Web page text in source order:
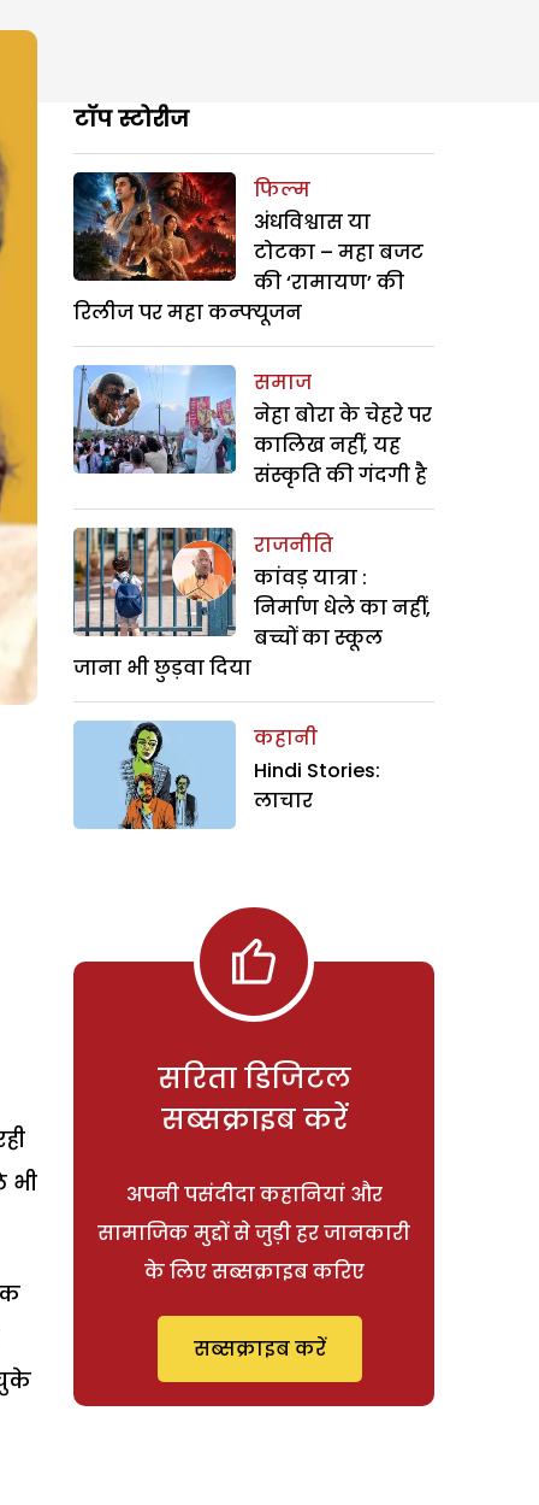
भी
टॉप स्टोरीज
फिल्म
अंधविश्वास या
टोटका – महा बजट
की ‘रामायण’ की
रिलीज पर महा कन्फ्यूजन
समाज
नेहा बोरा के चेहरे पर
कालिख नहीं, यह
संस्कृति की गंदगी है
राजनीति
कांवड़ यात्रा :
निर्माण धेले का नहीं,
बच्चों का स्कूल
जाना भी छुड़वा दिया
कहानी
Hindi Stories:
लाचार
सरिता डिजिटल
सब्सक्राइब करें
अपनी पसंदीदा कहानियां और
सामाजिक मुद्दों से जुड़ी हर जानकारी
के लिए सब्सक्राइब करिए
सब्सक्राइब करें